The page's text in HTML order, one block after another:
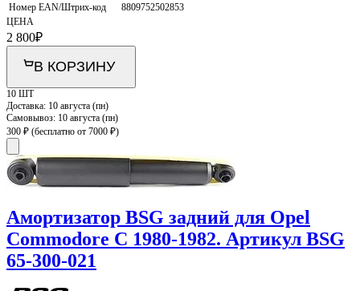
Номер EAN/Штрих-код
8809752502853
ЦЕНА
2 800₽
В КОРЗИНУ
10 ШТ
Доставка: 10 августа (пн)
Самовывоз: 10 августа (пн)
300 ₽ (бесплатно от 7000 ₽)
Амортизатор BSG задний для Opel
Commodore C 1980-1982. Артикул BSG
65-300-021